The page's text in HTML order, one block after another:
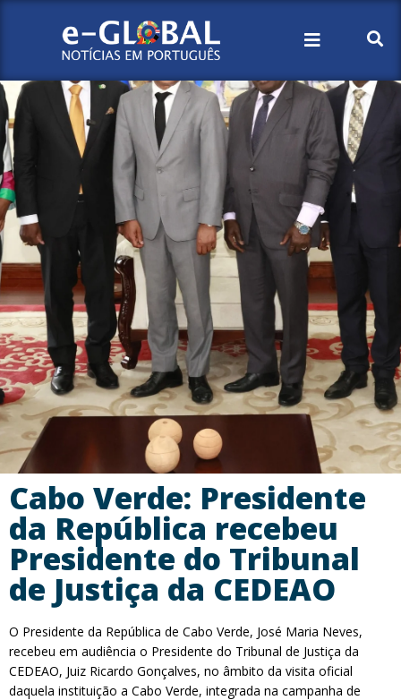
Cabo Verde: Presidente
da República recebeu
Presidente do Tribunal
de Justiça da CEDEAO
O Presidente da República de Cabo Verde, José Maria Neves,
recebeu em audiência o Presidente do Tribunal de Justiça da
CEDEAO, Juiz Ricardo Gonçalves, no âmbito da visita oficial
daquela instituição a Cabo Verde, integrada na campanha de